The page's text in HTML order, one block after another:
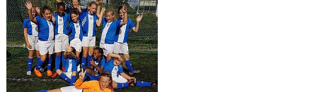
KONTAKT
INFORMATION MED POLICY
DOKUMENT